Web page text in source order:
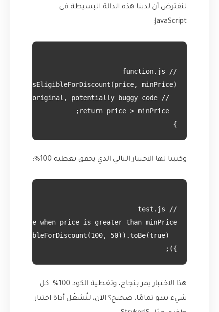
لنفترض أن لدينا هذه الدالة البسيطة في
JavaScript:
}
وكتبنا لها الاختبار التالي الذي يحقق تغطية 100%:
});
هذا الاختبار يمر بنجاح، وتغطية الكود 100%. كل
شيء يبدو تمامًا، صحيح؟ الآن، لنُشغّل أداة اختبار